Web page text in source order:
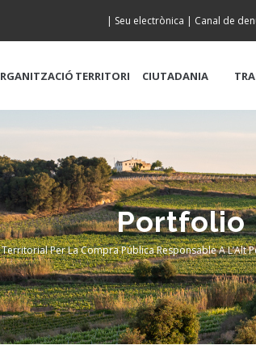
| Seu electrònica | Canal de
TERRITORI CIUTADANIA
Portfolio
Per La Compra Pública Responsable A L’Alt